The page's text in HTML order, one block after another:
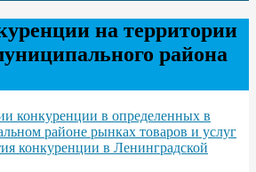
на территории
района
конкуренции в определенных в
районе рынках товаров и услуг
конкуренции в Ленинградской